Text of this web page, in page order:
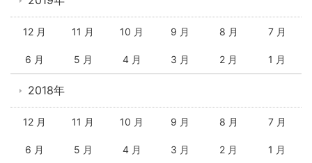
12 月 11 月 10 月 9 月 8 月 7 月
6 月 5 月 4 月 3 月 2 月 1 月
2018年
12 月 11 月 10 月 9 月 8 月 7 月
6 月 5 月 4 月 3 月 2 月 1 月